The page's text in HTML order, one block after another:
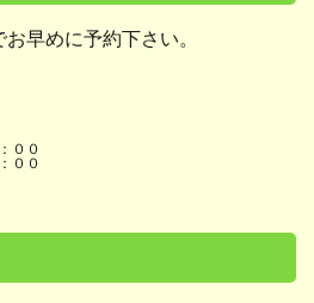
早めに予約下さい。
００
００